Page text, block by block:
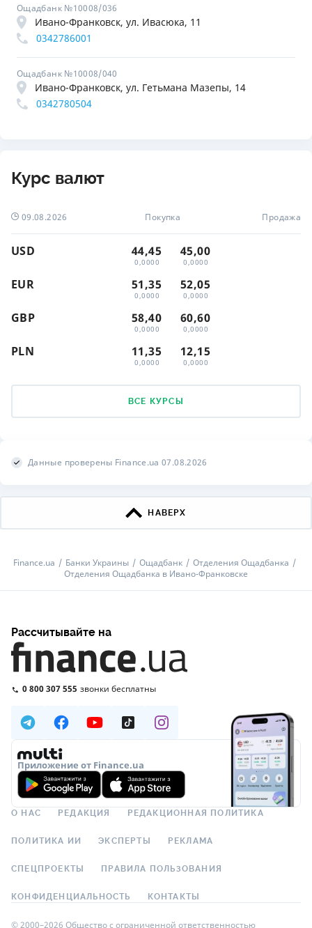
Ощадбанк №10008/036
Ивано-Франковск, ул. Ивасюка, 11
0342786001
Ощадбанк №10008/040
Ивано-Франковск, ул. Гетьмана Мазепы, 14
0342780504
Курс валют
09.08.2026 Покупка Продажа
USD 44,45
0,0000
45,00
0,0000
EUR 51,35
0,0000
52,05
0,0000
GBP 58,40
0,0000
60,60
0,0000
PLN 11,35
0,0000
12,15
0,0000
ВСЕ КУРСЫ
Данные проверены Finance.ua 07.08.2026
НАВЕРХ
Finance.ua Банки Украины Ощадбанк
Отделения Ощадбанка
Отделения Ощадбанка в Ивано-Франковске
Рассчитывайте на
0 800 307 555 звонки бесплатны
Приложение от Finance.ua
О НАС РЕДАКЦИЯ РЕДАКЦИОННАЯ ПОЛИТИКА
ПОЛИТИКА ИИ ЭКСПЕРТЫ РЕКЛАМА
СПЕЦПРОЕКТЫ ПРАВИЛА ПОЛЬЗОВАНИЯ
КОНФИДЕНЦИАЛЬНОСТЬ КОНТАКТЫ
© 2000–2026 Общество с ограниченной ответственностью